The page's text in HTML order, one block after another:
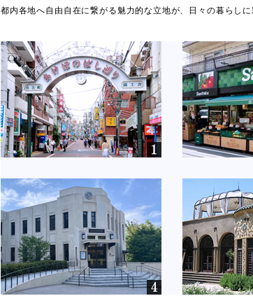
都内各地へ自由自在に繋がる魅力的な立地が、日々の暮らしに